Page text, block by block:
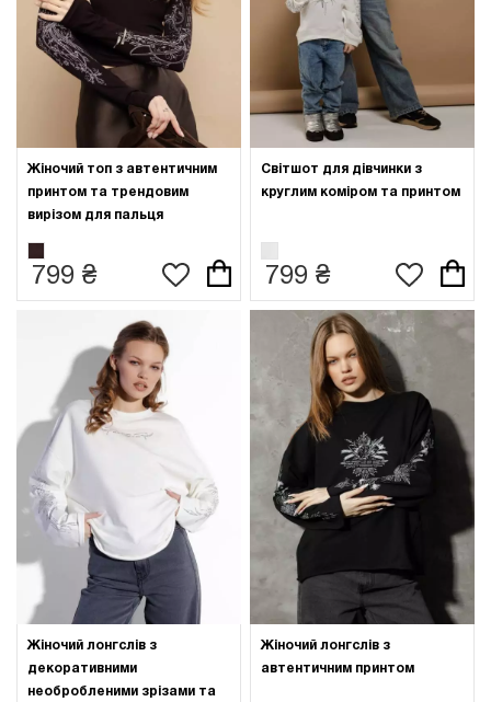
Жіночий топ з автентичним
принтом та трендовим
вирізом для пальця
799 ₴
Світшот для дівчинки з
круглим коміром та принтом
799 ₴
Жіночий лонгслів з
декоративними
необробленими зрізами та
Жіночий лонгслів з
автентичним принтом